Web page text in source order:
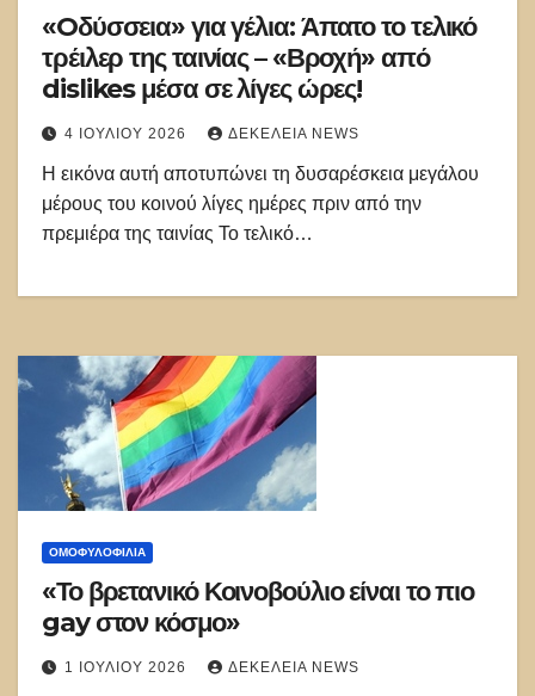
«Oδύσσεια» για γέλια: Άπατο το τελικό
τρέιλερ της ταινίας – «Βροχή» από
dislikes μέσα σε λίγες ώρες!
4 ΙΟΥΛΊΟΥ 2026 ΔΕΚΈΛΕΙΑ NEWS
Η εικόνα αυτή αποτυπώνει τη δυσαρέσκεια μεγάλου
μέρους του κοινού λίγες ημέρες πριν από την
πρεμιέρα της ταινίας Το τελικό…
ΟΜΟΦΥΛΟΦΙΛΊΑ
«Το βρετανικό Κοινοβούλιο είναι το πιο
gay στον κόσμο»
1 ΙΟΥΛΊΟΥ 2026 ΔΕΚΈΛΕΙΑ NEWS